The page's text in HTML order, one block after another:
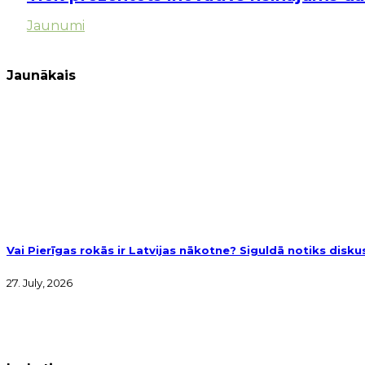
Jaunumi
Jaunākais
Vai Pierīgas rokās ir Latvijas nākotne? Siguldā notiks
27. July, 2026